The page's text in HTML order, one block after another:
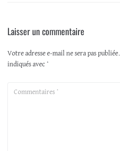
Laisser un commentaire
Votre adresse e-mail ne sera pas publiée.
indiqués avec *